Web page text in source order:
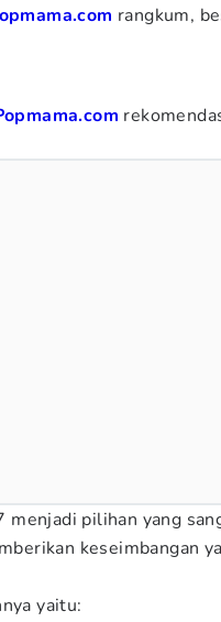
rangkum,
pilihan yang
keseimbangan
yaitu: